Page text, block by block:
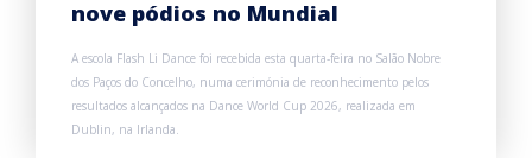
nove pódios no Mundial
A escola Flash Li Dance foi recebida esta quarta-feira no Salão Nobre
dos Paços do Concelho, numa cerimónia de reconhecimento pelos
resultados alcançados na Dance World Cup 2026, realizada em
Dublin, na Irlanda.